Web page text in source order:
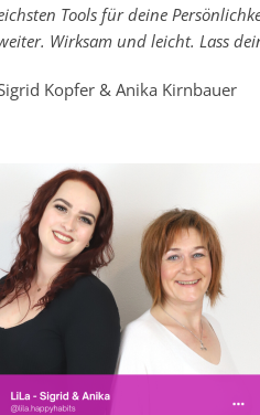
Tools für deine
Wirksam und leicht. Lass
Kopfer & Anika Kirnbauer